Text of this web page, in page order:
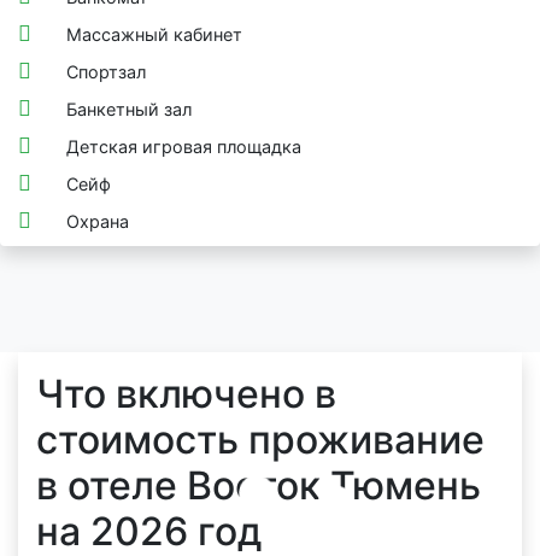
Массажный кабинет
Спортзал
Банкетный зал
Детская игровая площадка
Сейф
Охрана
Что включено в
стоимость проживание
в отеле Восток Тюмень
на 2026 год